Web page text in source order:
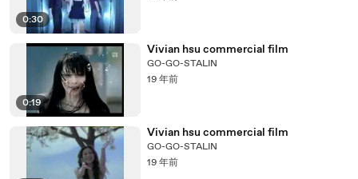
0:30
0:19
Vivian hsu commercial film
GO-GO-STALIN
19 年前
Vivian hsu commercial film
GO-GO-STALIN
19 年前